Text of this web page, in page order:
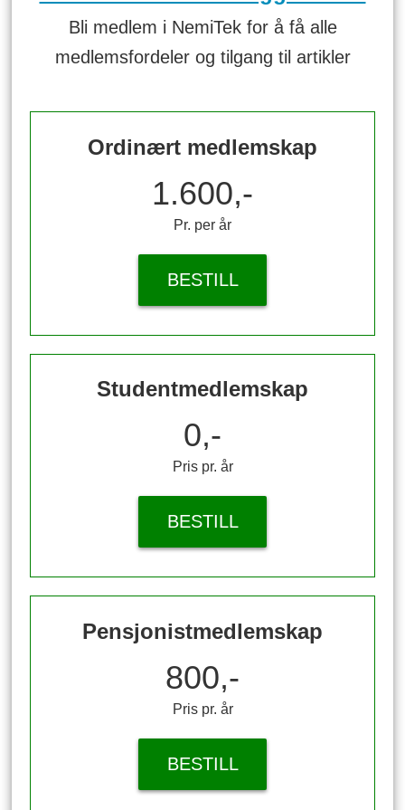
Bli medlem i NemiTek for å få alle
medlemsfordeler og tilgang til artikler
Ordinært medlemskap
1.600,-
Pr. per år
BESTILL
Studentmedlemskap
0,-
Pris pr. år
BESTILL
Pensjonistmedlemskap
800,-
Pris pr. år
BESTILL